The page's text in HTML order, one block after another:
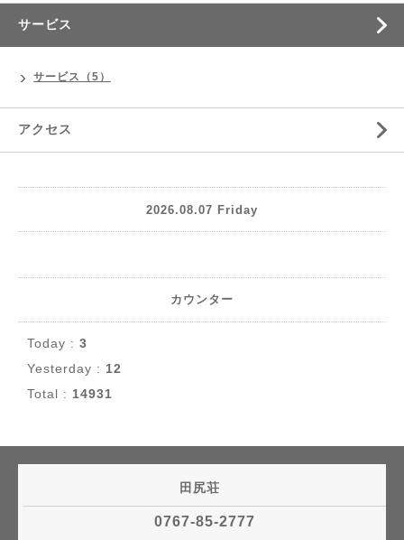
サービス
サービス（5）
アクセス
2026.08.07 Friday
カウンター
Today : 3
Yesterday : 12
Total : 14931
田尻荘
0767-85-2777